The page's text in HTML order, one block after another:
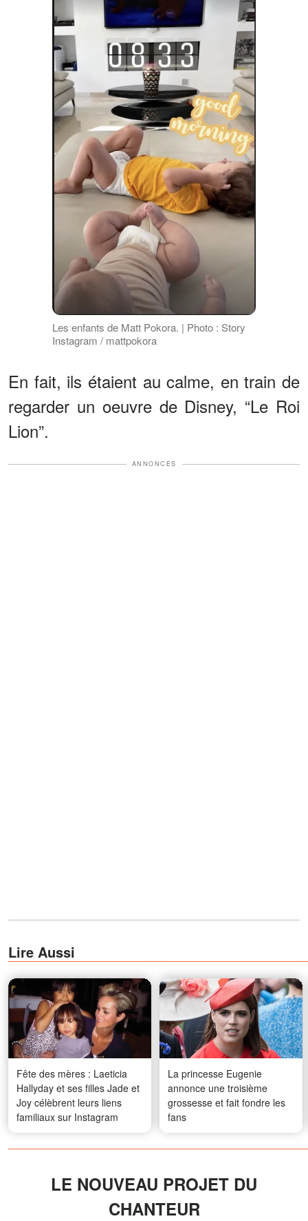
Les enfants de Matt Pokora. | Photo : Story
Instagram / mattpokora
En fait, ils étaient au calme, en train de
regarder un oeuvre de Disney, “Le Roi
Lion”.
ANNONCES
Lire Aussi
Fête des mères : Laeticia
Hallyday et ses filles Jade et
Joy célèbrent leurs liens
familiaux sur Instagram
La princesse Eugenie
annonce une troisième
grossesse et fait fondre les
fans
LE NOUVEAU PROJET DU
CHANTEUR